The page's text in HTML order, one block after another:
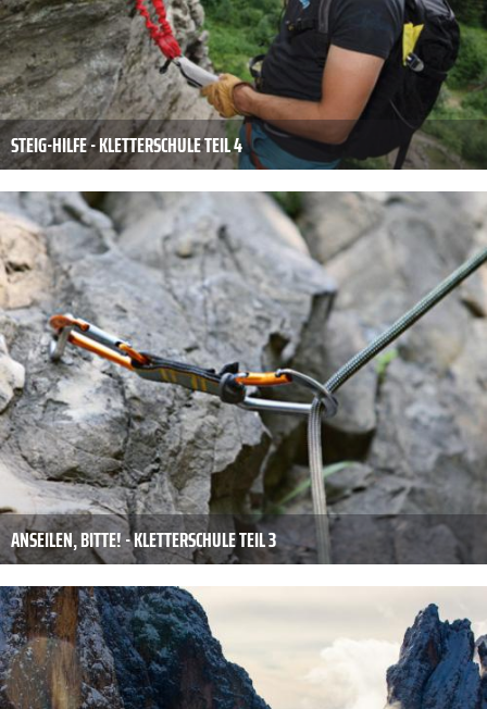
STEIG-HILFE - KLETTERSCHULE TEIL 4
ANSEILEN, BITTE! - KLETTERSCHULE TEIL 3